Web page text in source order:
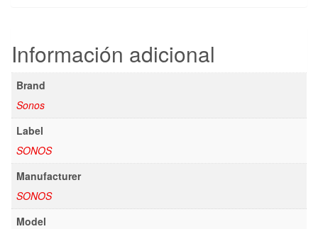
Información adicional
Brand
Sonos
Label
SONOS
Manufacturer
SONOS
Model